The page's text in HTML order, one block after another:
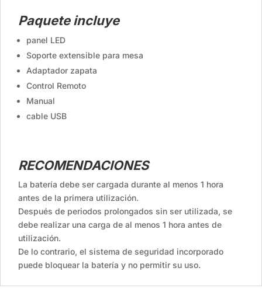
Paquete incluye
panel LED
Soporte extensible para mesa
Adaptador zapata
Control Remoto
Manual
cable USB
RECOMENDACIONES
La batería debe ser cargada durante al menos 1 hora
antes de la primera utilización.
Después de periodos prolongados sin ser utilizada, se
debe realizar una carga de al menos 1 hora antes de
utilización.
De lo contrario, el sistema de seguridad incorporado
puede bloquear la batería y no permitir su uso.